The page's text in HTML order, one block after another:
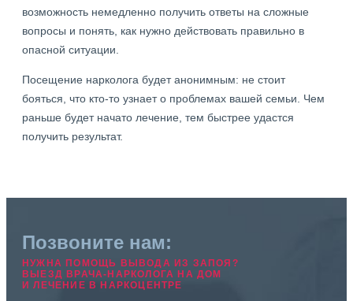
возможность немедленно получить ответы на сложные
вопросы и понять, как нужно действовать правильно в
опасной ситуации.
Посещение нарколога будет анонимным: не стоит
бояться, что кто-то узнает о проблемах вашей семьи. Чем
раньше будет начато лечение, тем быстрее удастся
получить результат.
Позвоните нам:
НУЖНА ПОМОЩЬ ВЫВОДА ИЗ ЗАПОЯ?
ВЫЕЗД ВРАЧА-НАРКОЛОГА НА ДОМ
И ЛЕЧЕНИЕ В НАРКОЦЕНТРЕ